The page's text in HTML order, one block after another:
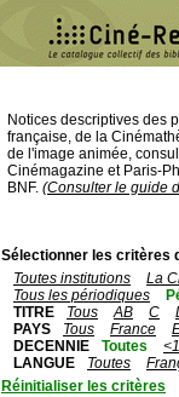
Notices descriptives des
française, de la
de l'image animée,
Cinémagazine et Paris-
BNF. (Consulter le guide
Sélectionner les critères
Toutes institutions
La
Tous les périodiques
TITRE
Tous AB C
PAYS
Tous France
DECENNIE
Toutes
LANGUE
Toutes
Réinitialiser les critères